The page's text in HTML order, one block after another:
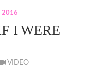
2016
I WERE
VIDEO